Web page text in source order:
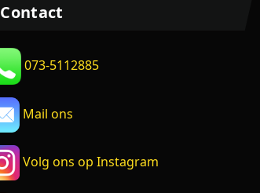
Contact
073-5112885
Mail ons
Volg ons op Instagram